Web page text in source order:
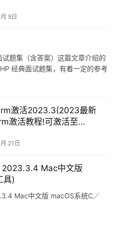
-附激活码+激活工具)
9日
题集（含答案）这篇文章介绍的
经典面试题集，有着一定的参考
2020年PHP
激活2023.3(2023最新
激活教程!可激活至
21日
Mac中文版
具)
Mac中文版 macOS系统C／